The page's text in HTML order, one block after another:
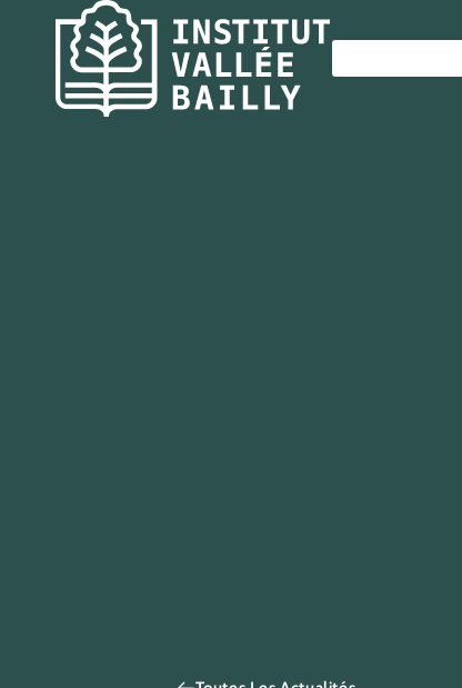
Panneau de gestion des cookies